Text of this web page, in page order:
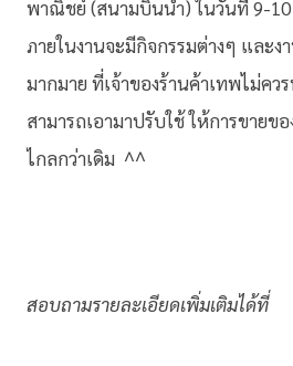
พาณิชย์ (สนามบินน้ำ) ในวันที่ 9-10
ภายในงานจะมีกิจกรรมต่างๆ และ
มากมาย ที่เจ้าของร้านค้าเทพไม่คว
สามารถเอามาปรับใช้ ให้การขาย
ไกลกว่าเดิม ^^
สอบถามรายละเอียดเพิ่มเติมได้ที่